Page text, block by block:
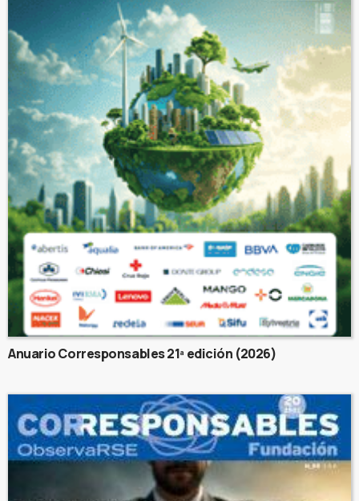
Anuario Corresponsables 21ª edición (2026)